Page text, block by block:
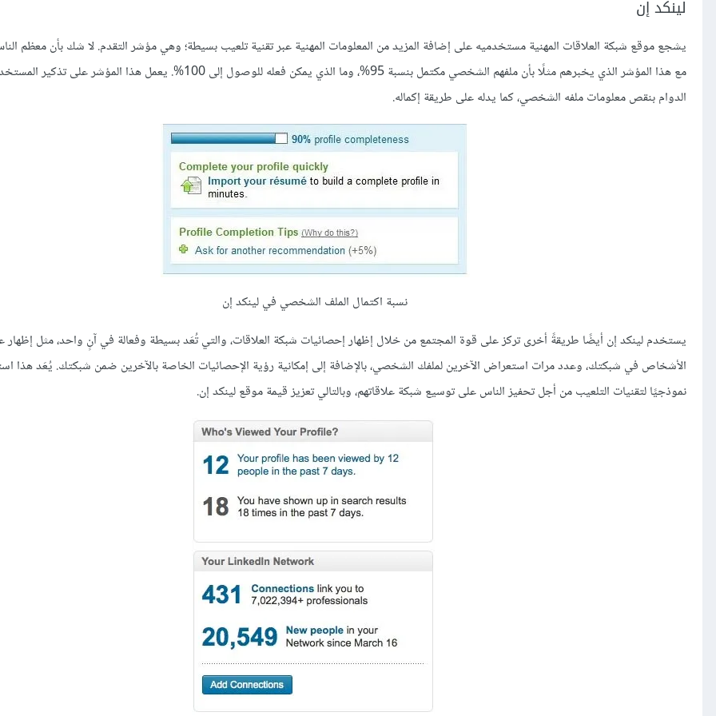
لينكد إن
يشجع موقع شبكة العلاقات المهنية مستخدميه على إضافة المزيد من المعلومات المهنية عبر تقنية تلعيب بسيطة؛ وهي مؤشر التقدم. لا شك بأن معظم
مع هذا المؤشر الذي يخبرهم مثلًا بأن ملفهم الشخصي مكتمل بنسبة 95%، وما الذي يمكن فعله للوصول إلى 100%. يعمل هذا المؤشر
الدوام بنقص معلومات ملفه الشخصي، كما يدله على طريقة إكماله.
نسبة اكتمال الملف الشخصي في لينكد إن
يستخدم لينكد إن أيضًا طريقةً أخرى تركز على قوة المجتمع من خلال إظهار إحصائيات شبكة العلاقات، والتي تُعَد بسيطة وفعالة في آنٍ واحد، مثل إظهار
الأشخاص في شبكتك، وعدد مرات استعراض الآخرين لملفك الشخصي، بالإضافة إلى إمكانية رؤية الإحصائيات الخاصة بالآخرين ضمن شبكتك. يُعَد هذا
نموذجيًا لتقنيات التلعيب من أجل تحفيز الناس على توسيع شبكة علاقاتهم، وبالتالي تعزيز قيمة موقع لينكد إن.